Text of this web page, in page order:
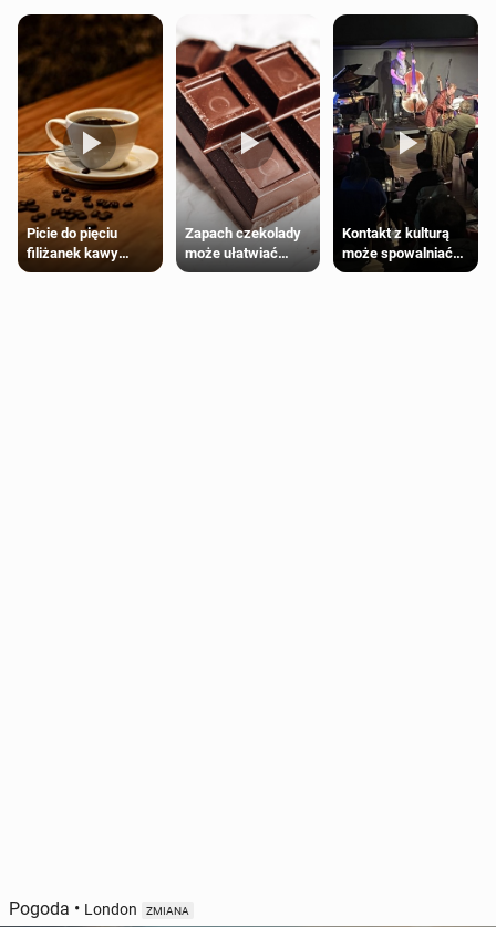
Picie do pięciu
filiżanek kawy
dziennie jest
Zapach czekolady
może ułatwiać
trening siłowy
Kontakt z kulturą
może spowalniać
starzenie
Pogoda • London ZMIANA